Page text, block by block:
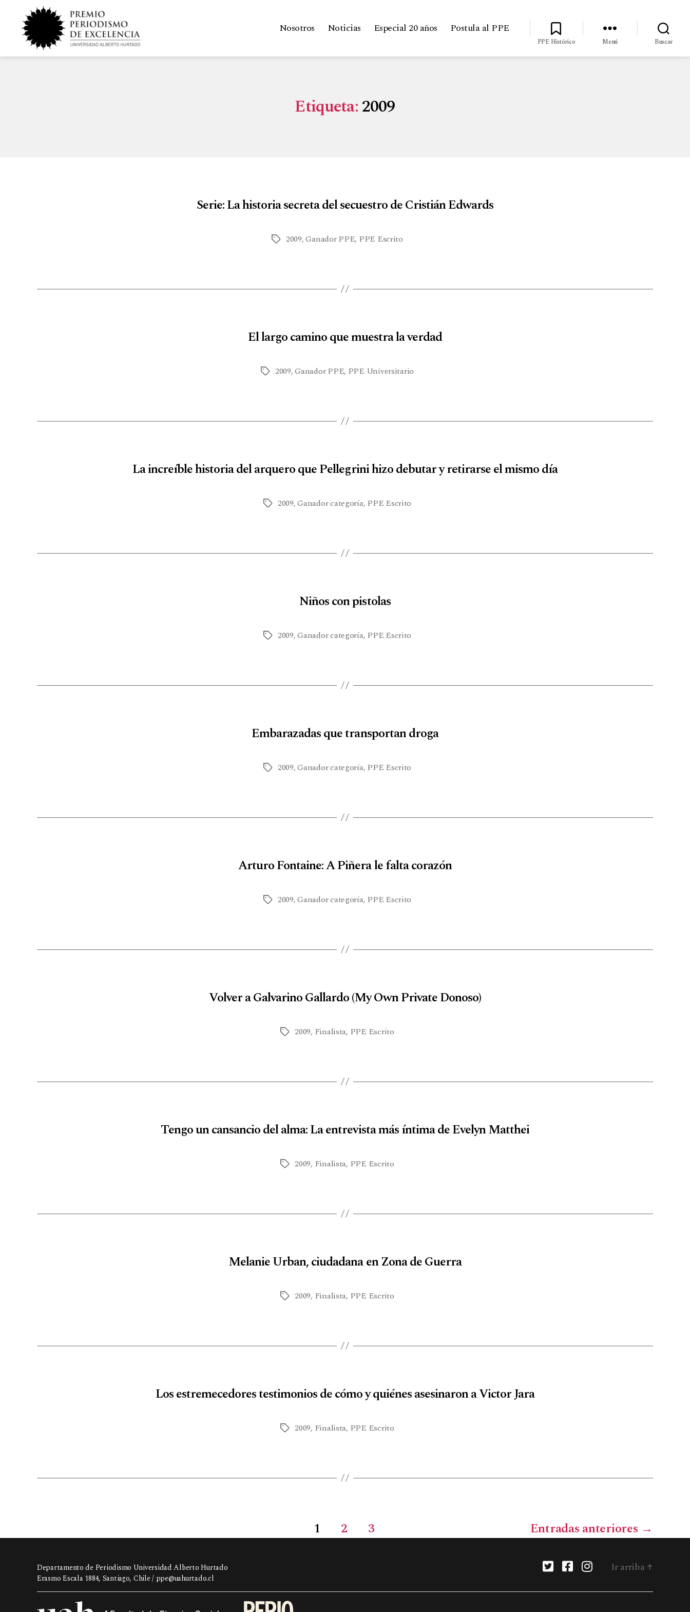
Nosotros Noticias Especial 20 años Postula al PPE
PPE Histórico Menú Buscar
Etiqueta:2009
Serie: La historia secreta del secuestro de Cristián Edwards
2009,Ganador PPE, PPE Escrito
El largo camino que muestra la verdad
2009,Ganador PPE, PPE Universitario
La increíble historia del arquero que Pellegrini hizo debutar y retirarse el mismo día
2009,Ganador categoría, PPE Escrito
Niños con pistolas
2009,Ganador categoría, PPE Escrito
Embarazadas que transportan droga
2009,Ganador categoría, PPE Escrito
Arturo Fontaine: A Piñera le falta corazón
2009,Ganador categoría, PPE Escrito
Volver a Galvarino Gallardo (My Own Private Donoso)
2009, Finalista, PPE Escrito
Tengo un cansancio del alma: La entrevista más íntima de Evelyn Matthei
2009, Finalista, PPE Escrito
Melanie Urban, ciudadana en Zona de Guerra
2009, Finalista, PPE Escrito
Los estremecedores testimonios de cómo y quiénes asesinaron a Victor Jara
2009, Finalista, PPE Escrito
1 2 3 Entradasanteriores →
Departamento de Periodismo Universidad Alberto Hurtado
Erasmo Escala 1884, Santiago, Chile / ppe@uahurtado.cl
Ir arriba ↑